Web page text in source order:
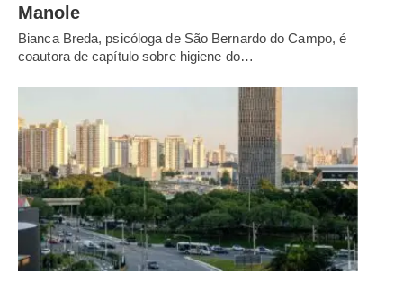
Manole
Bianca Breda, psicóloga de São Bernardo do Campo, é
coautora de capítulo sobre higiene do…